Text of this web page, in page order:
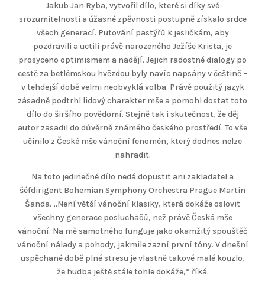
Jakub Jan Ryba, vytvořil dílo, které si díky své
srozumitelnosti a úžasné zpěvnosti postupně získalo srdce
všech generací. Putování pastýřů k jesličkám, aby
pozdravili a uctili právě narozeného Ježíše Krista, je
prosyceno optimismem a nadějí. Jejich radostné dialogy po
cestě za betlémskou hvězdou byly navíc napsány v češtině –
v tehdejší době velmi neobvyklá volba. Právě použitý jazyk
zásadně podtrhl lidový charakter mše a pomohl dostat toto
dílo do širšího povědomí. Stejně tak i skutečnost, že děj
autor zasadil do důvěrně známého českého prostředí. To vše
učinilo z České mše vánoční fenomén, který dodnes nelze
nahradit.
Na toto jedinečné dílo nedá dopustit ani zakladatel a
šéfdirigent Bohemian Symphony Orchestra Prague Martin
Šanda. „Není větší vánoční klasiky, která dokáže oslovit
všechny generace posluchačů, než právě Česká mše
vánoční. Na mě samotného funguje jako okamžitý spouštěč
vánoční nálady a pohody, jakmile zazní první tóny. V dnešní
uspěchané době plné stresu je vlastně takové malé kouzlo,
že hudba ještě stále tohle dokáže,“ říká.